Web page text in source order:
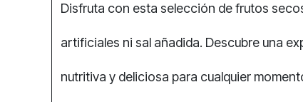
Disfruta con esta selección de frutos
artificiales ni sal añadida. Descubre una
nutritiva y deliciosa para cualquier